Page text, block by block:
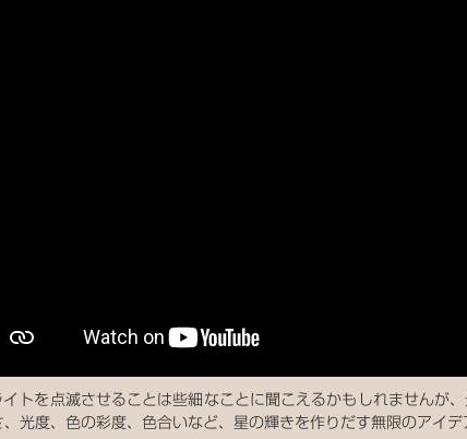
イトを点滅させることは些細なことに聞こえるかもしれませんが
、光度、色の彩度、色合いなど、星の輝きを作りだす無限のアイデ